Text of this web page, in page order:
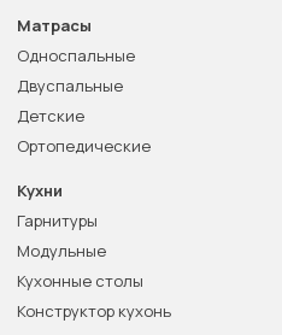
Матрасы
Односпальные
Двуспальные
Детские
Ортопедические
Кухни
Гарнитуры
Модульные
Кухонные столы
Конструктор кухонь